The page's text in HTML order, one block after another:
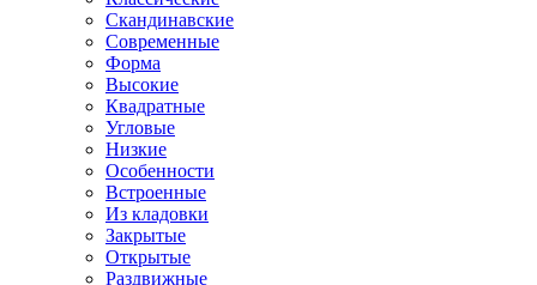
Скандинавские
Современные
Форма
Высокие
Квадратные
Угловые
Низкие
Особенности
Встроенные
Из кладовки
Закрытые
Открытые
Раздвижные